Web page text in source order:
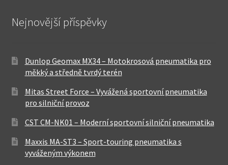
Nejnovější příspěvky
Dunlop Geomax MX34 – Motokrosová pneumatika pro
měkký a středně tvrdý terén
Mitas Street Force – Vyvážená sportovní pneumatika
pro silniční provoz
CST CM-NK01 – Moderní sportovní silniční pneumatika
Maxxis MA-ST3 – Sport-touring pneumatika s
vyváženým výkonem